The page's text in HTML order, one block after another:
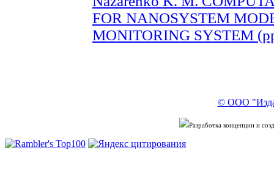
FOR NANOSYSTEM
MONITORING SYSTEM
© ООО
Разработка концепции и